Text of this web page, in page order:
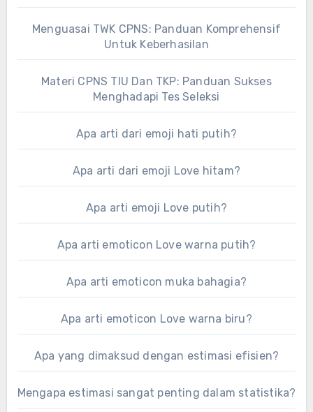
Menguasai TWK CPNS: Panduan Komprehensif
Untuk Keberhasilan
Materi CPNS TIU Dan TKP: Panduan Sukses
Menghadapi Tes Seleksi
Apa arti dari emoji hati putih?
Apa arti dari emoji Love hitam?
Apa arti emoji Love putih?
Apa arti emoticon Love warna putih?
Apa arti emoticon muka bahagia?
Apa arti emoticon Love warna biru?
Apa yang dimaksud dengan estimasi efisien?
Mengapa estimasi sangat penting dalam statistika?